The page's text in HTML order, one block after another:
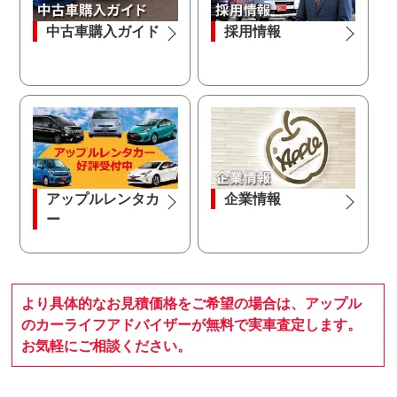
中古車購入ガイド 採用情報
アップルレンタカ
ー
企業情報
より具体的なお見積価格をご希望の場合は、アップル
のカーライフアドバイザーが無料で実車査定します。
お気軽にご相談ください。